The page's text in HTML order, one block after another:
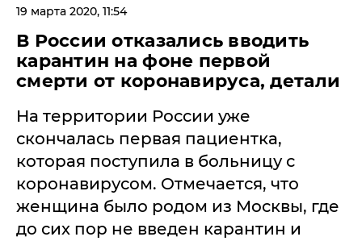
19 марта 2020, 11:54
В России отказались вводить
карантин на фоне первой
смерти от коронавируса, детали
На территории России уже
скончалась первая пациентка,
которая поступила в больницу с
коронавирусом. Отмечается, что
женщина было родом из Москвы, где
до сих пор не введен карантин и